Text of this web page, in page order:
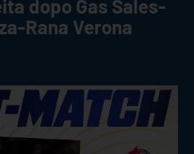
dopo Gas Sales-
Rana Verona